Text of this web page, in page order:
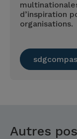
d’inspiration
organisations.
Autres